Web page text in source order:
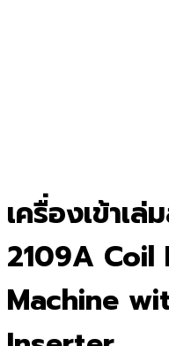
เครื่องเข้าเ
2109A Coil
Machine